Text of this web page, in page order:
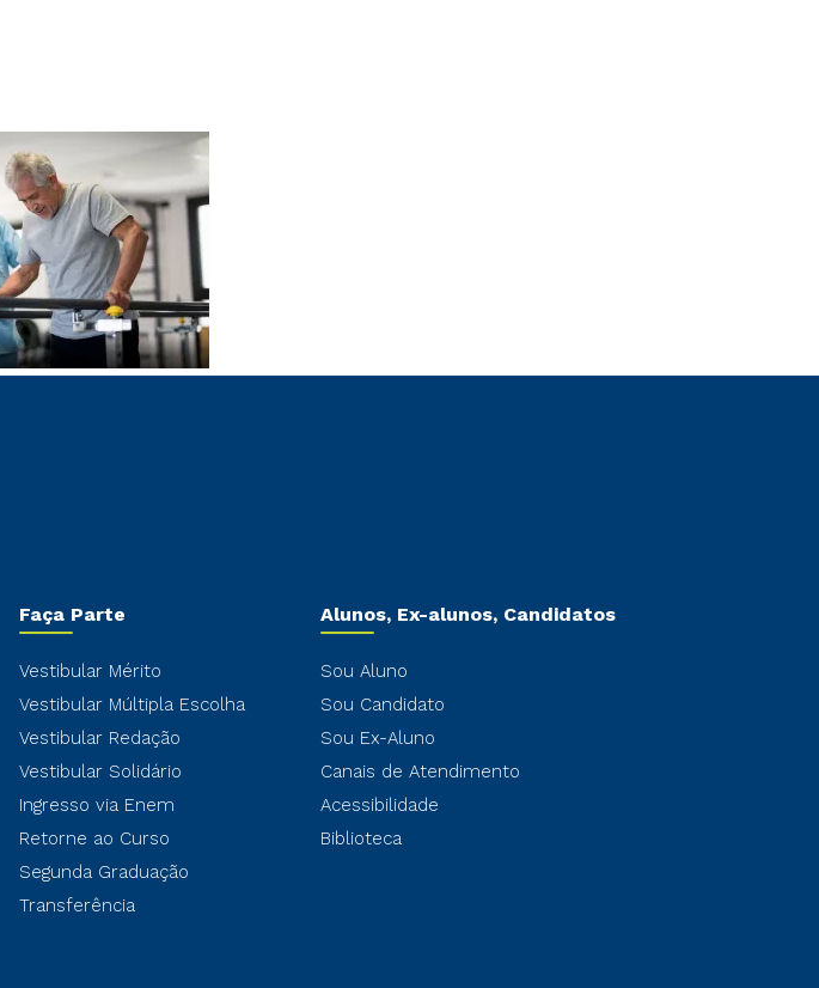
Faça Parte
Vestibular Mérito
Vestibular Múltipla Escolha
Vestibular Redação
Vestibular Solidário
Ingresso via Enem
Retorne ao Curso
Segunda Graduação
Transferência
Alunos, Ex-alunos, Candidatos
Sou Aluno
Sou Candidato
Sou Ex-Aluno
Canais de Atendimento
Acessibilidade
Biblioteca